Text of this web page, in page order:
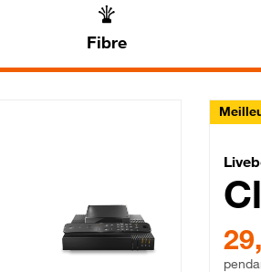
Fibre
Livebox Lite
12 mois